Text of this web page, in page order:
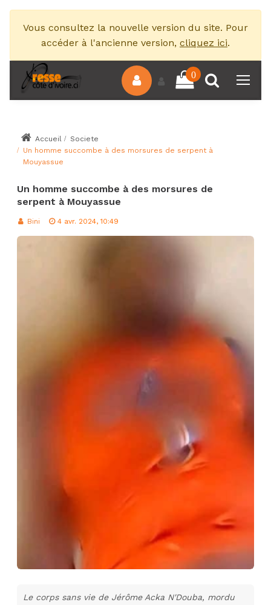
Vous consultez la nouvelle version du site. Pour
accéder à l'ancienne version, cliquez ici.
0
Accueil
Societe
Un homme succombe à des morsures de serpent à
Mouyassue
Un homme succombe à des morsures de
serpent à Mouyassue
Bini 4 avr. 2024, 10:49
Le corps sans vie de Jérôme Acka N'Douba, mordu